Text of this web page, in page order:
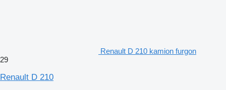
Renault D 210 kamion furgon
29
Renault D 210